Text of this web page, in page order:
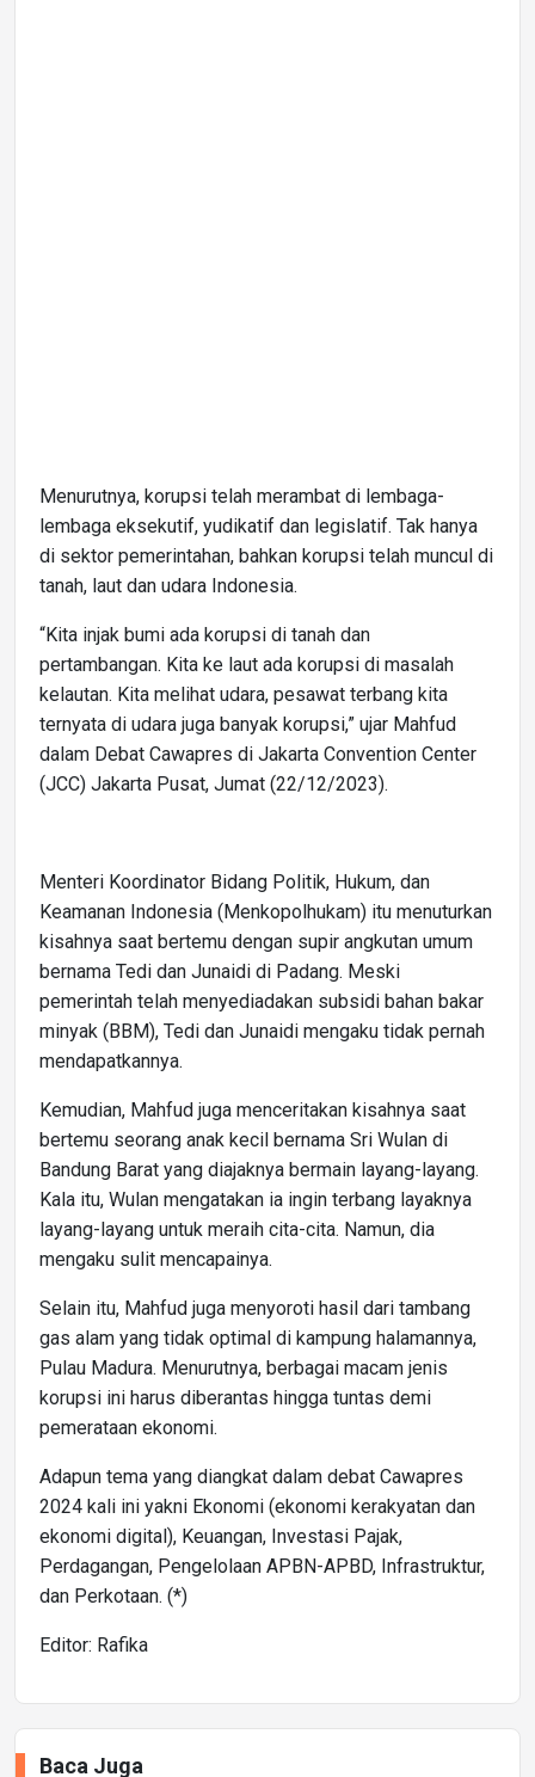
Menurutnya, korupsi telah merambat di lembaga-
lembaga eksekutif, yudikatif dan legislatif. Tak hanya
di sektor pemerintahan, bahkan korupsi telah muncul di
tanah, laut dan udara Indonesia.
“Kita injak bumi ada korupsi di tanah dan
pertambangan. Kita ke laut ada korupsi di masalah
kelautan. Kita melihat udara, pesawat terbang kita
ternyata di udara juga banyak korupsi,” ujar Mahfud
dalam Debat Cawapres di Jakarta Convention Center
(JCC) Jakarta Pusat, Jumat (22/12/2023).
Menteri Koordinator Bidang Politik, Hukum, dan
Keamanan Indonesia (Menkopolhukam) itu menuturkan
kisahnya saat bertemu dengan supir angkutan umum
bernama Tedi dan Junaidi di Padang. Meski
pemerintah telah menyediadakan subsidi bahan bakar
minyak (BBM), Tedi dan Junaidi mengaku tidak pernah
mendapatkannya.
Kemudian, Mahfud juga menceritakan kisahnya saat
bertemu seorang anak kecil bernama Sri Wulan di
Bandung Barat yang diajaknya bermain layang-layang.
Kala itu, Wulan mengatakan ia ingin terbang layaknya
layang-layang untuk meraih cita-cita. Namun, dia
mengaku sulit mencapainya.
Selain itu, Mahfud juga menyoroti hasil dari tambang
gas alam yang tidak optimal di kampung halamannya,
Pulau Madura. Menurutnya, berbagai macam jenis
korupsi ini harus diberantas hingga tuntas demi
pemerataan ekonomi.
Adapun tema yang diangkat dalam debat Cawapres
2024 kali ini yakni Ekonomi (ekonomi kerakyatan dan
ekonomi digital), Keuangan, Investasi Pajak,
Perdagangan, Pengelolaan APBN-APBD, Infrastruktur,
dan Perkotaan. (*)
Editor: Rafika
Baca Juga